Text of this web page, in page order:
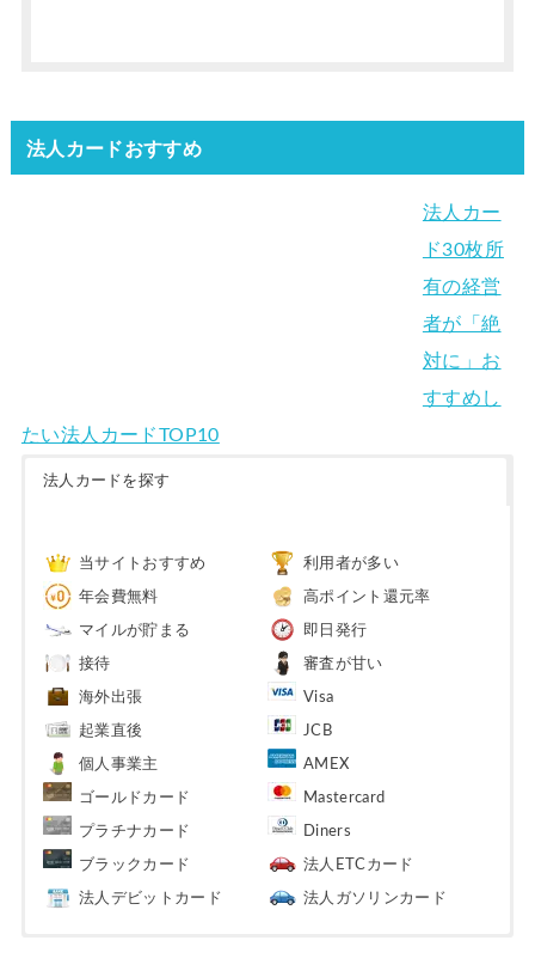
法人カードおすすめ
法人カー
ド30枚所
有の経営
者が「絶
対に」お
すすめし
たい法人カードTOP10
法人カードを探す
当サイトおすすめ 利用者が多い
年会費無料 高ポイント還元率
マイルが貯まる 即日発行
接待 審査が甘い
海外出張 Visa
起業直後 JCB
個人事業主 AMEX
ゴールドカード Mastercard
プラチナカード Diners
ブラックカード 法人ETCカード
法人デビットカード 法人ガソリンカード